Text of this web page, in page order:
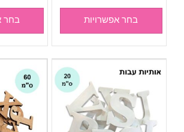
בחר אפשרויות בחר